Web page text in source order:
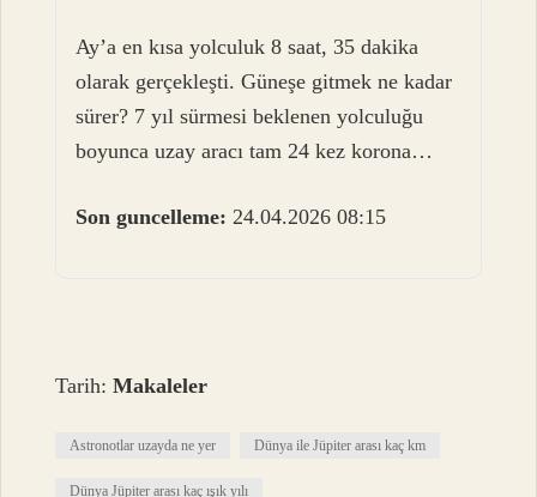
Ay’a en kısa yolculuk 8 saat, 35 dakika
olarak gerçekleşti. Güneşe gitmek ne kadar
sürer? 7 yıl sürmesi beklenen yolculuğu
boyunca uzay aracı tam 24 kez korona…
Son guncelleme: 24.04.2026 08:15
Tarih:Makaleler
Astronotlar uzayda ne yer Dünya ile Jüpiter arası kaç km
Dünya Jüpiter arası kaç ışık yılı